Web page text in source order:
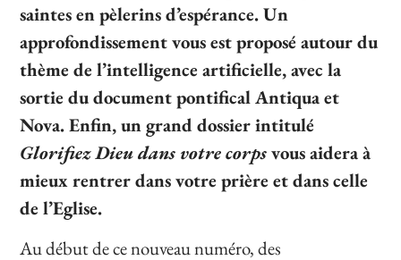
saintes en pèlerins d’espérance. Un
approfondissement vous est proposé autour du
thème de l’intelligence artificielle, avec la
sortie du document pontifical Antiqua et
Nova. Enfin, un grand dossier intitulé
Glorifiez Dieu dans votre corpsvous aidera à
mieux rentrer dans votre prière et dans celle
de l’Eglise.
Au début de ce nouveau numéro, des